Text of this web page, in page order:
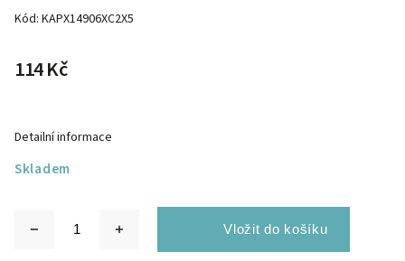
Kód: KAPX14906XC2X5
114 Kč
Skladem
Detailní informace